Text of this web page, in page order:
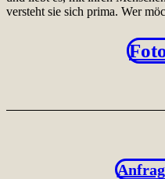
versteht sie sich prima. Wer